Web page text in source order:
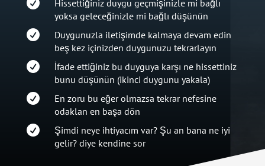

Hissettiğiniz duygu geçmişinizle mi bağlı
yoksa geleceğinizle mi bağlı düşünün

Duygunuzla iletişimde kalmaya devam edin
beş kez içinizden duygunuzu tekrarlayın

İfade ettiğiniz bu duyguya karşı ne hissettiniz
bunu düşünün (ikinci duygunu yakala)

En zoru bu eğer olmazsa tekrar nefesine
odaklan en başa dön

Şimdi neye ihtiyacım var? Şu an bana ne iyi
gelir? diye kendine sor